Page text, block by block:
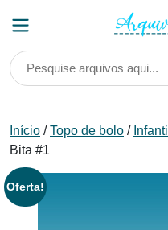
Início /Topo de bolo / Infantil
Bita #1
Oferta!